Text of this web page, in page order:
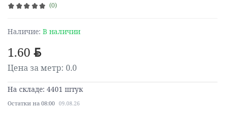
(0)
1.60 BYN
Цена за метр: 0.0
Наличие: В наличии
На складе: 4401 штук
Остатки на 08:00 09.08.26